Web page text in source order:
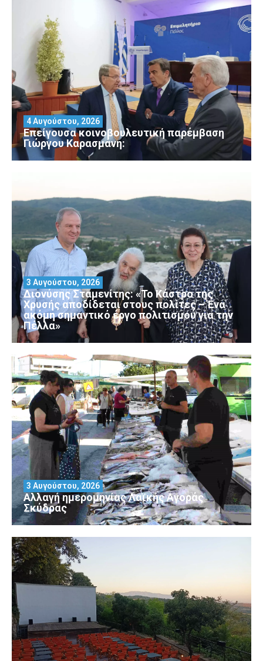
Επείγουσα κοινοβουλευτική παρέμβαση
Γιώργου Καρασμάνη:
4 Αυγούστου, 2026
Διονύσης Σταμενίτης: «Το Κάστρο της
Χρυσής αποδίδεται στους πολίτες – Ένα
ακόμη σημαντικό έργο πολιτισμού για την
Πέλλα»
3 Αυγούστου, 2026
Αλλαγή ημερομηνίας Λαϊκής Αγοράς
Σκύδρας
3 Αυγούστου, 2026